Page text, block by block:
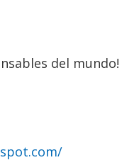
del mundo!